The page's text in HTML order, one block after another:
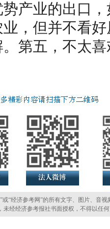
产业的出口
，但并不看
第五，不太
“经济参考网”的所有文字、图片、音视
未经经济参考报社书面授权，不得以任